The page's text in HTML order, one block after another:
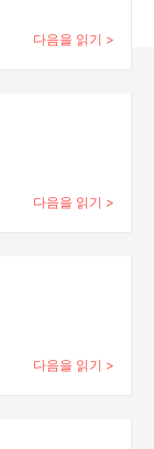
다음을 읽기 >
다음을 읽기 >
다음을 읽기 >